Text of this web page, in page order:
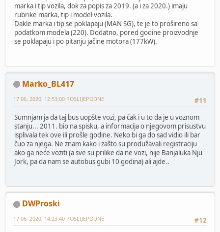
marka i tip vozila, dok za popis za 2019. (a i za 2020.) imaju
rubrike marka, tip i model vozila.
Dakle marka i tip se poklapaju (MAN SG), te je to prošireno sa
podatkom modela (220). Dodatno, pored godine proizvodnje
se poklapaju i po pitanju jačine motora (177kW).
Marko_BL417
#11
17 06, 2020, 12:53:00 POSLIJEPODNE
Sumnjam ja da taj bus uopšte vozi, pa čak i u to da je u voznom
stanju... 2011. bio na spisku, a informacija o njegovom prisustvu
isplivala tek ove ili prošle godine. Neko bi ga do sad vidio ili bar
čuo za njega. Ne znam kako i zašto su produžavali registraciju
ako ga neće voziti (a sve su prilike da ne vozi, nije Banjaluka Nju
Jork, pa da nam se autobus gubi 10 godina) ali ajde..
DWProski
#12
17 06, 2020, 14:23:40 POSLIJEPODNE